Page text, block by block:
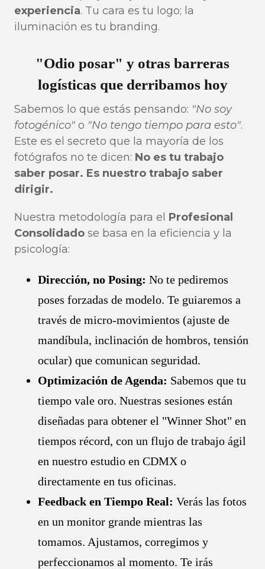
experiencia. Tu cara es tu logo; la
iluminación es tu branding.
"Odio posar" y otras barreras
logísticas que derribamos hoy
Sabemos lo que estás pensando: "No soy
fotogénico" o "No tengo tiempo para esto".
Este es el secreto que la mayoría de los
fotógrafos no te dicen: No es tu trabajo
saber posar. Es nuestro trabajo saber
dirigir.
Nuestra metodología para el Profesional
Consolidado se basa en la eficiencia y la
psicología:
Dirección, no Posing: No te pediremos
poses forzadas de modelo. Te guiaremos a
través de micro-movimientos (ajuste de
mandíbula, inclinación de hombros, tensión
ocular) que comunican seguridad.
Optimización de Agenda: Sabemos que tu
tiempo vale oro. Nuestras sesiones están
diseñadas para obtener el "Winner Shot" en
tiempos récord, con un flujo de trabajo ágil
en nuestro estudio en CDMX o
directamente en tus oficinas.
Feedback en Tiempo Real: Verás las fotos
en un monitor grande mientras las
tomamos. Ajustamos, corregimos y
perfeccionamos al momento. Te irás